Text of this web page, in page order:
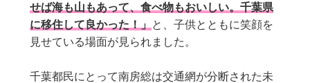
せば海も山もあって、食べ物もおいしい。千葉県
に移住して良かった！」
と、子供とともに笑顔を
見せている場面が見られました。
千葉都民にとって南房総は交通網が分断された未